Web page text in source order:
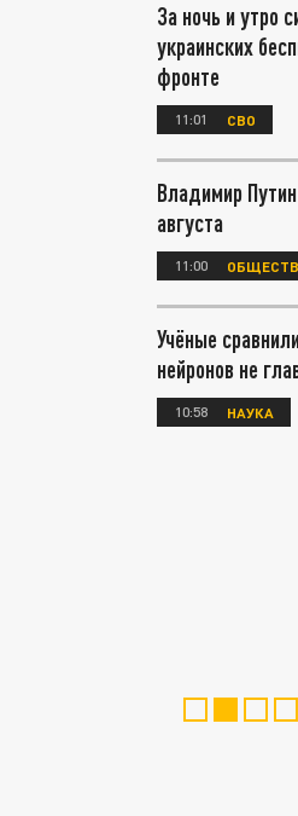
За ночь и утро
украинских
фронте
11:01 СВО
Владимир
августа
11:00
Учёные
нейронов не
10:58 НАУКА